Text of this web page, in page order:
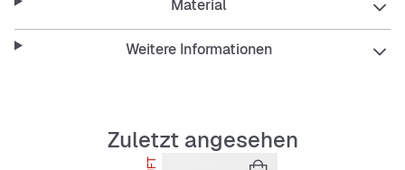
Features:
Atmungsaktives Mesh-Material
Material
Weitere Informationen
Zuletzt angesehen